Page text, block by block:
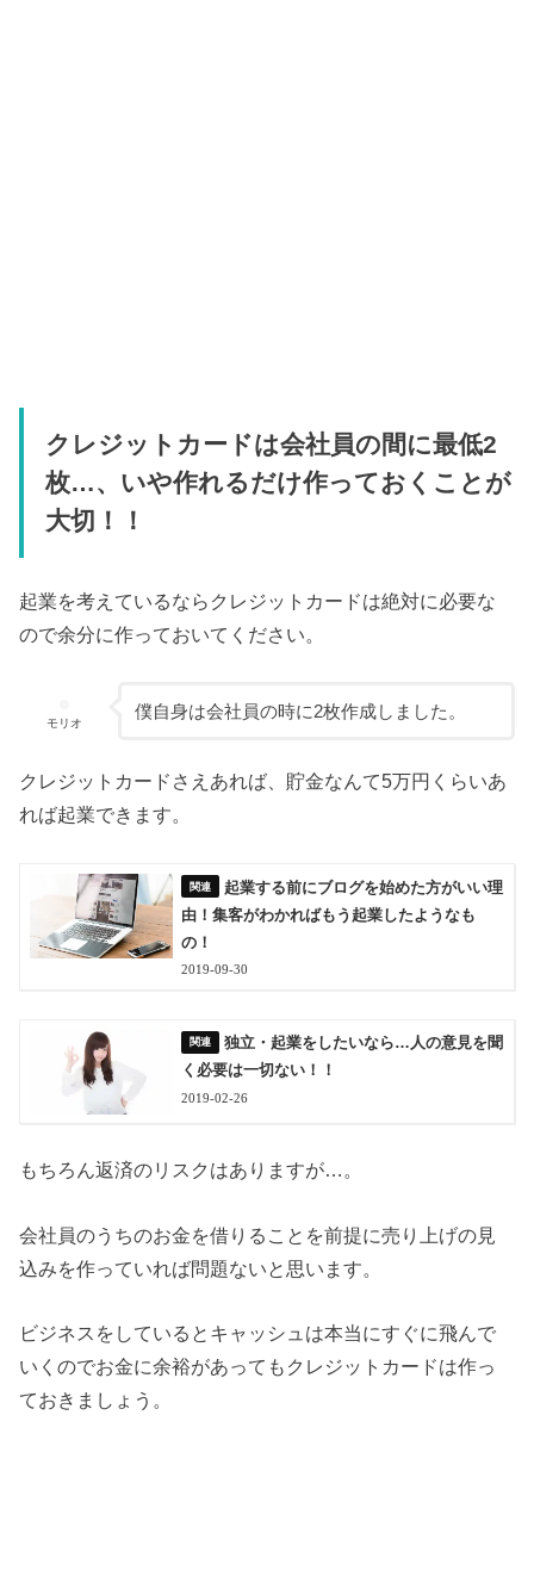
クレジットカードは会社員の間に最低2
枚…、いや作れるだけ作っておくことが
大切！！
起業を考えているならクレジットカードは絶対に必要な
ので余分に作っておいてください。
モリオ
僕自身は会社員の時に2枚作成しました。
クレジットカードさえあれば、貯金なんて5万円くらいあ
れば起業できます。
起業する前にブログを始めた方がいい理
由！集客がわかればもう起業したようなも
の！
2019-09-30
独立・起業をしたいなら…人の意見を聞
く必要は一切ない！！
2019-02-26
もちろん返済のリスクはありますが…。
会社員のうちのお金を借りることを前提に売り上げの見
込みを作っていれば問題ないと思います。
ビジネスをしているとキャッシュは本当にすぐに飛んで
いくのでお金に余裕があってもクレジットカードは作っ
ておきましょう。